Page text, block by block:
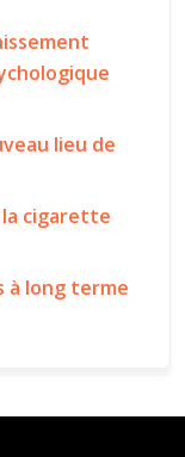
lieu de
cigarette
à long terme